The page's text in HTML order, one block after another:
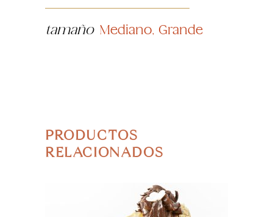
tamaño Mediano, Grande
PRODUCTOS
RELACIONADOS